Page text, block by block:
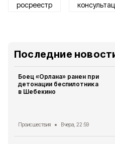
росреестр
Последние
Боец «Орлана» ранен при
детонации беспилотника
в Шебекино
Происшествия Вчера, 22:59